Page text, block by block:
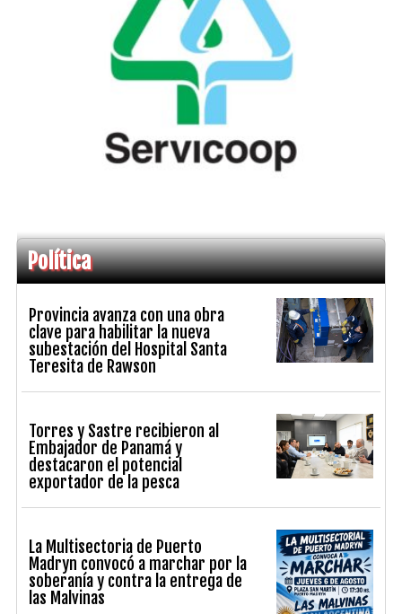
Política
Provincia avanza con una obra
clave para habilitar la nueva
subestación del Hospital Santa
Teresita de Rawson
Torres y Sastre recibieron al
Embajador de Panamá y
destacaron el potencial
exportador de la pesca
La Multisectoria de Puerto
Madryn convocó a marchar por la
soberanía y contra la entrega de
las Malvinas